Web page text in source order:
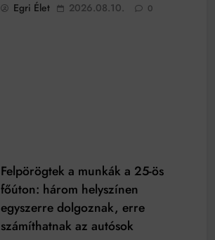
Egri Élet 2026.08.10. 0
Felpörögtek a munkák a 25-ös
főúton: három helyszínen
egyszerre dolgoznak, erre
számíthatnak az autósok